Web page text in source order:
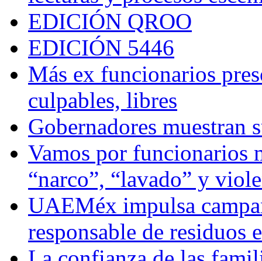
EDICIÓN QROO
EDICIÓN 5446
Más ex funcionarios
culpables, libres
Gobernadores muestran
Vamos por funcionarios
“narco”, “lavado” y
UAEMéx impulsa
responsable de residuos